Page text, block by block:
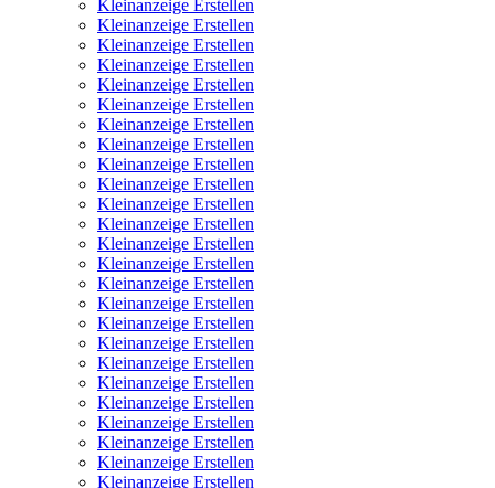
Kleinanzeige Erstellen
Kleinanzeige Erstellen
Kleinanzeige Erstellen
Kleinanzeige Erstellen
Kleinanzeige Erstellen
Kleinanzeige Erstellen
Kleinanzeige Erstellen
Kleinanzeige Erstellen
Kleinanzeige Erstellen
Kleinanzeige Erstellen
Kleinanzeige Erstellen
Kleinanzeige Erstellen
Kleinanzeige Erstellen
Kleinanzeige Erstellen
Kleinanzeige Erstellen
Kleinanzeige Erstellen
Kleinanzeige Erstellen
Kleinanzeige Erstellen
Kleinanzeige Erstellen
Kleinanzeige Erstellen
Kleinanzeige Erstellen
Kleinanzeige Erstellen
Kleinanzeige Erstellen
Kleinanzeige Erstellen
Kleinanzeige Erstellen